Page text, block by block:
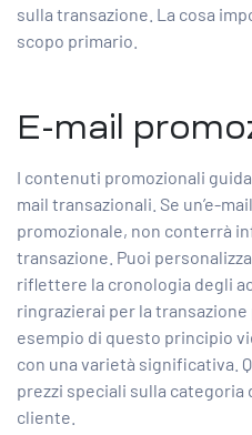
sulla transazione. La cosa
scopo primario.
E-mail
I contenuti promozionali
mail transazionali. Se un’e-
promozionale, non conterrà
transazione. Puoi
riflettere la cronologia degli
ringrazierai per la
esempio di questo principio
con una varietà significativa.
prezzi speciali sulla
cliente.